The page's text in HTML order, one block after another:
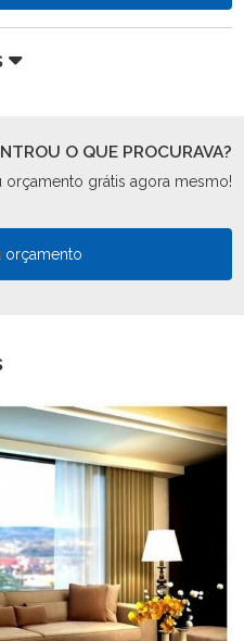
O QUE PROCURAVA?
orçamento grátis agora mesmo!
orçamento